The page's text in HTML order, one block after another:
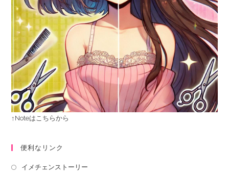
↑Noteはこちらから
便利なリンク
イメチェンストーリー